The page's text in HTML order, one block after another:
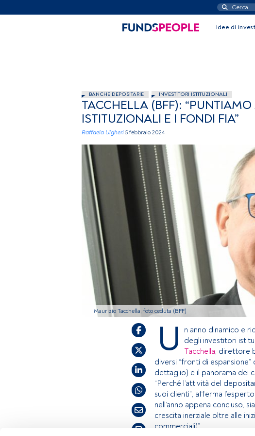
Idee di
BANCHE DEPOSITARIE INVESTITORI ISTITUZIONALI
TACCHELLA (BFF):
ISTITUZIONALI E I FONDI FIA”
Raffaela Ulgheri 5 febbraio 2024
Maurizio Tacchella, foto ceduta (BFF)
U
n anno dinamico e
degli investitori
Tacchella, direttore
diversi “fronti di espansione”
dettaglio) e il panorama dei
“Perché l’attività del
suoi clienti”, afferma
nell’anno appena concluso,
crescita inerziale oltre alle
commerciali)”.